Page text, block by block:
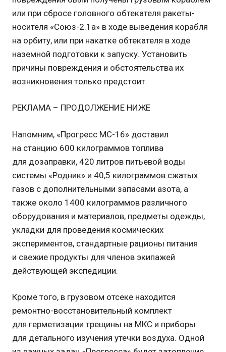
или при сбросе головного обтекателя ракеты-
носителя «Союз-2.1а» в ходе выведения корабля
на орбиту, или при накатке обтекателя в ходе
наземной подготовки к запуску. Установить
причины повреждения и обстоятельства их
возникновения только предстоит.
РЕКЛАМА – ПРОДОЛЖЕНИЕ НИЖЕ
Напомним, «Прогресс МС-16» доставил
на станцию 600 килограммов топлива
для дозаправки, 420 литров питьевой воды
системы «Родник» и 40,5 килограммов сжатых
газов с дополнительными запасами азота, а
также около 1400 килограммов различного
оборудования и материалов, предметы одежды,
укладки для проведения космических
экспериментов, стандартные рационы питания
и свежие продукты для членов экипажей
действующей экспедиции.
Кроме того, в грузовом отсеке находится
ремонтно-восстановительный комплект
для герметизации трещины на МКС и приборы
для детального изучения утечки воздуха. Одной